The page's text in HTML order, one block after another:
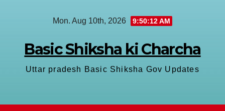
Mon. Aug 10th, 2026 9:50:13 AM
Basic Shiksha ki Charcha
Uttar pradesh Basic Shiksha Gov Updates